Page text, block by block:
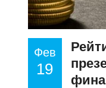
Фев
19